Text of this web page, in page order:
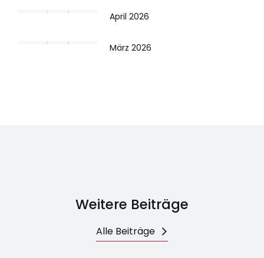
April 2026
März 2026
Weitere Beiträge
Alle Beiträge